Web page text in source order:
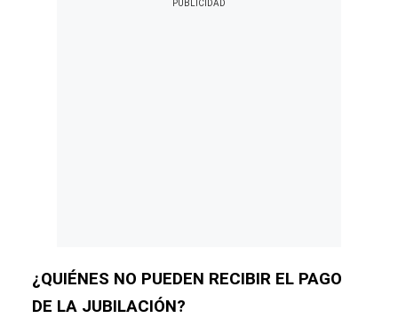
¿QUIÉNES NO PUEDEN RECIBIR EL PAGO
DE LA JUBILACIÓN?